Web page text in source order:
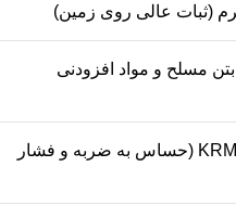
بتن مسلح و مواد افزودنی
مکانیزم هوشمند KRM (حساس به ضربه و فشار